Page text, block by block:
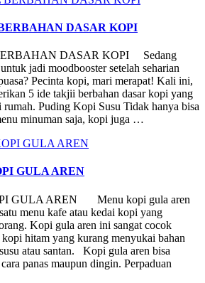
DASAR KOPI
DASAR KOPI Sedang
jadi moodbooster setelah seharian
Pecinta kopi, mari merapat! Kali ini,
5 ide takjii berbahan dasar kopi yang
rumah. Puding Kopi Susu Tidak hanya bisa
minuman saja, kopi juga …
GULA AREN
GULA AREN Menu kopi gula aren
menu kafe atau kedai kopi yang
Kopi gula aren ini sangat cocok
hitam yang kurang menyukai bahan
atau santan. Kopi gula aren bisa
panas maupun dingin. Perpaduan